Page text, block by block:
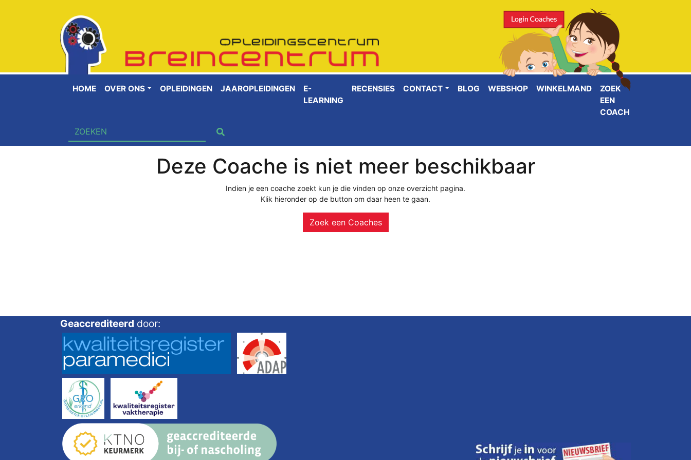
HOME OVER ONS OPLEIDINGEN JAAROPLEIDINGEN
E-
LEARNING
RECENSIES CONTACT BLOG WEBSHOP WINKELMAND
ZOEK
EEN
COACH
Deze Coache is niet meer beschikbaar
Indien je een coache zoekt kun je die vinden op onze overzicht pagina.
Klik hieronder op de button om daar heen te gaan.
Zoek een Coaches
Geaccrediteerd door: